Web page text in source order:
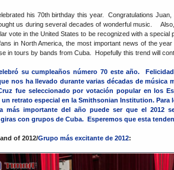
his 70th birthday this year. Congratulations
us during several decades of wonderful music.
vote in the United States to be recognized with a special
in North America, the most important news of the
in tours by bands from Cuba. Hopefully this trend will
su cumpleaños número 70 este año.
nos ha llevado durante varias décadas de música
fue seleccionado por votación popular en los
retrato especial en la Smithsonian Institution. Para
más importante del año puede ser que el 2012
con grupos de Cuba. Esperemos que esta
of 2012/Grupo más excitante de 2012: